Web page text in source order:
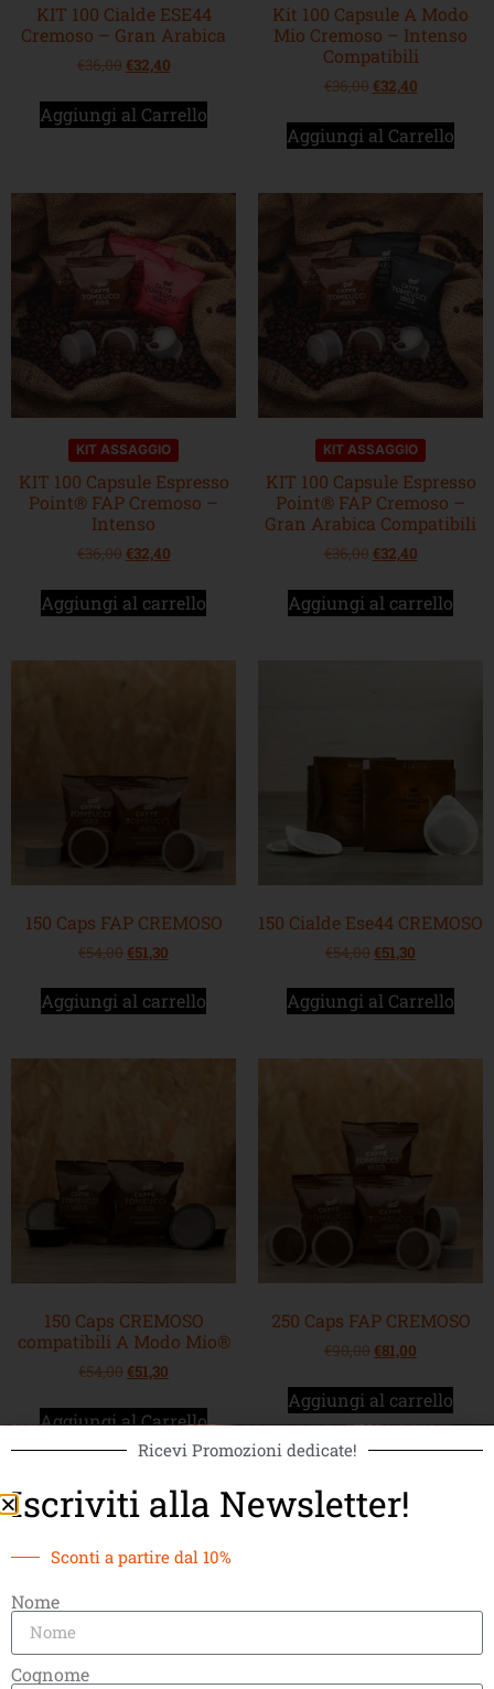
KIT 100 Cialde ESE44
Cremoso – Gran Arabica
€36,00 €32,40
Aggiungi al Carrello
Kit 100 Capsule A Modo
Mio Cremoso – Intenso
Compatibili
€36,00 €32,40
Aggiungi al Carrello
KIT ASSAGGIO
KIT 100 Capsule Espresso
Point® FAP Cremoso –
Intenso
€36,00 €32,40
Aggiungi al carrello
KIT ASSAGGIO
KIT 100 Capsule Espresso
Point® FAP Cremoso –
Gran Arabica Compatibili
€36,00 €32,40
Aggiungi al carrello
150 Caps FAP CREMOSO
€54,00 €51,30
Aggiungi al carrello
150 Cialde Ese44 CREMOSO
€54,00 €51,30
Aggiungi al Carrello
150 Caps CREMOSO
compatibili A Modo Mio®
€54,00 €51,30
Aggiungi al Carrello
250 Caps FAP CREMOSO
€90,00 €81,00
Aggiungi al carrello
Ricevi Promozioni dedicate!
Iscriviti alla Newsletter!
Sconti a partire dal 10%
Nome
Cognome